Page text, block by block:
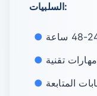
السلبيات:
المتابعة